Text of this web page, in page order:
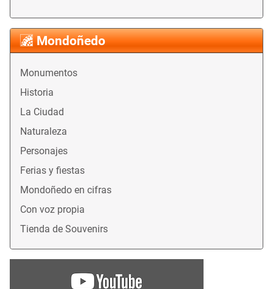
Mondoñedo
Monumentos
Historia
La Ciudad
Naturaleza
Personajes
Ferias y fiestas
Mondoñedo en cifras
Con voz propia
Tienda de Souvenirs